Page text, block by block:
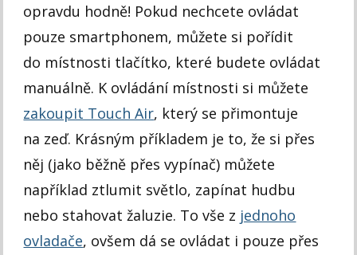
opravdu hodně! Pokud nechcete ovládat
pouze smartphonem, můžete si pořídit
do místnosti tlačítko, které budete ovládat
manuálně. K ovládání místnosti si můžete
zakoupit Touch Air, který se přimontuje
na zeď. Krásným příkladem je to, že si přes
něj (jako běžně přes vypínač) můžete
například ztlumit světlo, zapínat hudbu
nebo stahovat žaluzie. To vše z jednoho
ovladače, ovšem dá se ovládat i pouze přes